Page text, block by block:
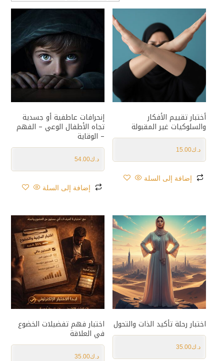
أختبار تقييم الأفكار
والسلوكيات غير المقبولة
د.ك15.00
إضافة إلى السلة
إنحرافات عاطفية أو جسدية
تجاه الأطفال الوعي – الفهم
– الوقاية
د.ك54.00
إضافة إلى السلة
اختبار رحلة تأكيد الذات والتحول
د.ك35.00
اختبار فهم تفضيلات الخضوع
في العلاقة
د.ك35.00